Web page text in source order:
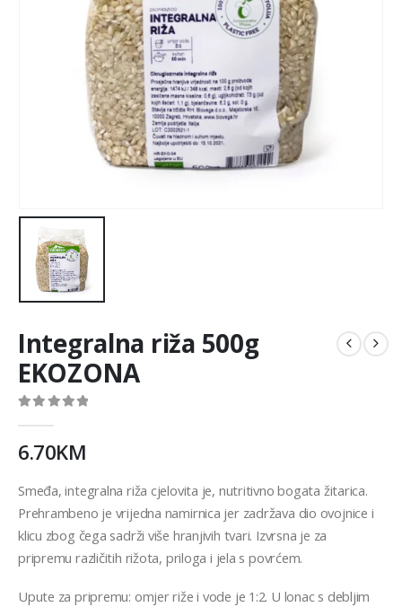
Integralna riža 500g
EKOZONA
6.70KM
Smeđa, integralna riža cjelovita je, nutritivno bogata žitarica.
Prehrambeno je vrijedna namirnica jer zadržava dio ovojnice i
klicu zbog čega sadrži više hranjivih tvari. Izvrsna je za
pripremu različitih rižota, priloga i jela s povrćem.
Upute za pripremu: omjer riže i vode je 1:2. U lonac s debljim